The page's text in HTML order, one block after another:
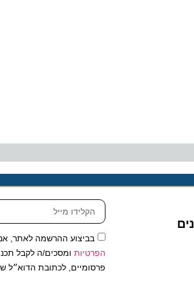
בביצוע ההרשמה לאתר, אני
הפרטיותומסכים/ה לקבל תכנים
פרסומיים, לכתובת הדוא״ל שלי.